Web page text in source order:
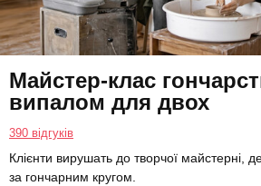
Майстер-клас
випалом для двох
390 відгуків
Клієнти вирушать до творчої майстерні,
за гончарним кругом.